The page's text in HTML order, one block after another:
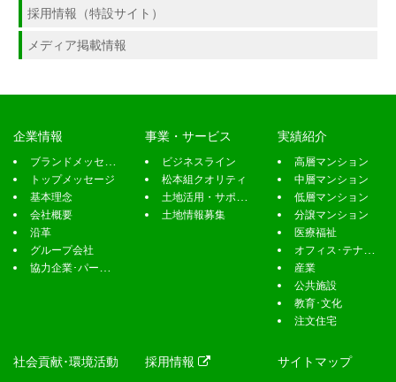
企業情報
ブランドメッセージ
トップメッセージ
基本理念
会社概要
沿革
グループ会社
協力企業･パートナー募集
事業・サービス
ビジネスライン
松本組クオリティ
土地活用・サポート
土地情報募集
実績紹介
高層マンション
中層マンション
低層マンション
分譲マンション
医療福祉
オフィス･テナント
産業
公共施設
教育･文化
注文住宅
社会貢献･環境活動 採用情報 サイトマップ